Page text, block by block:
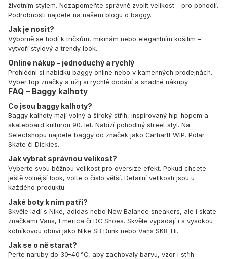
životním stylem. Nezapomeňte správně zvolit velikost – pro pohodlí.
Podrobnosti najdete na našem blogu o baggy.
Jak je nosit?
Výborně se hodí k tričkům, mikinám nebo elegantním košilím –
vytvoří stylový a trendy look.
Online nákup – jednoduchý a rychlý
Prohlédni si nabídku baggy online nebo v kamenných prodejnách.
Vyber top značky a užij si rychlé dodání a snadné nákupy.
FAQ – Baggy kalhoty
Co jsou baggy kalhoty?
Baggy kalhoty mají volný a široký střih, inspirovaný hip-hopem a
skateboard kulturou 90. let. Nabízí pohodlný street styl. Na
Selectshopu najdete baggy od značek jako Carhartt WIP, Polar
Skate či Dickies.
Jak vybrat správnou velikost?
Vyberte svou běžnou velikost pro oversize efekt. Pokud chcete
ještě volnější look, volte o číslo větší. Detailní velikosti jsou u
každého produktu.
Jaké boty k nim patří?
Skvěle ladí s Nike, adidas nebo New Balance sneakers, ale i skate
značkami Vans, Emerica či DC Shoes. Skvěle vypadají i s vysokou
kotníkovou obuví jako Nike SB Dunk nebo Vans SK8-Hi.
Jak se o ně starat?
Perte naruby do 30–40 °C, aby zachovaly barvu, vzor i střih.